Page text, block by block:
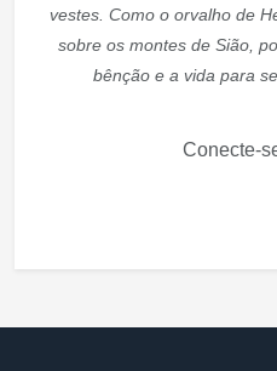
vestes. Como o orvalho de
sobre os montes de Sião,
bênção e a vida para
Conecte-